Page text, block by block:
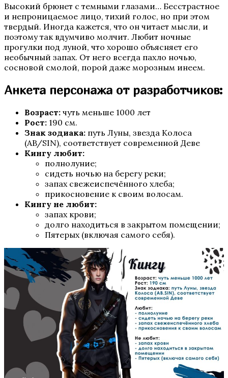
Te Amo. Том 2
Секрет Небес 3 — Конец Вечности
Там, Где Любовь Горит Вечно
Te Amo. Том 1: Залив надежды
Высокий брюнет с темными глазами… Бесстрастное
и непроницаемое лицо, тихий голос, но при этом
твердый. Иногда кажется, что он читает мысли, и
поэтому так вдумчиво молчит. Любит ночные
прогулки под луной, что хорошо объясняет его
необычный запах. От него всегда пахло ночью,
сосновой смолой, порой даже морозным инеем.
Анкета персонажа от разработчиков:
Возраст: чуть меньше 1000 лет
Рост: 190 см.
Знак зодиака: путь Луны, звезда Колоса
(AB/SIN), соответствует современной Деве
Кингу любит:
полнолуние;
сидеть ночью на берегу реки;
запах свежеиспечённого хлеба;
прикосновение к своим волосам.
Кингу не любит:
запах крови;
долго находиться в закрытом помещении;
Пятерых (включая самого себя).